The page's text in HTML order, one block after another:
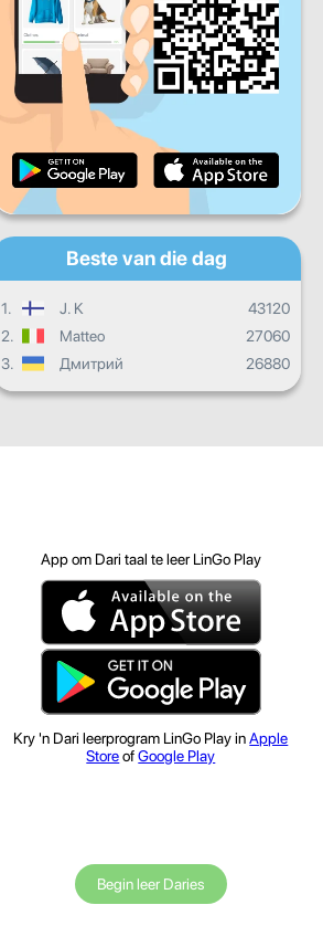
Daaglikse vordering
Maandelikse vordering
Algehele vordering
Beste van die dag
1. J. K
43120
2.
Matteo
27060
3.
Дмитрий 26880
App om Dari taal te leer LinGo Play
Kry 'n Dari leerprogram LinGo Play inApple
StoreofGoogle Play
Begin leer Daries